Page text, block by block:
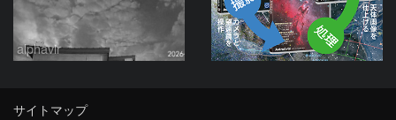
alphavir
サイトマップ